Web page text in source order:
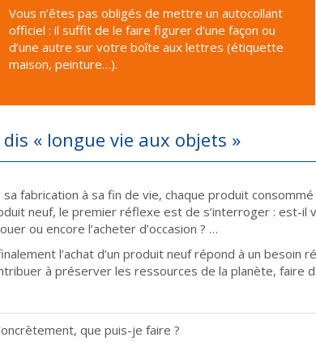
Vous n’êtes pas obligés de mettre un autocollant
officiel : il suffit de le faire figurer d’une façon ou
d’une autre sur votre boîte aux lettres (étiquette
maison, peinture…).
dis « longue vie aux objets »
sa fabrication à sa fin de vie, chaque produit
neuf, le premier réflexe est de s’interroger : est-il
ou encore l’acheter d’occasion ? …
l’achat d’un produit neuf répond à un
à préserver les ressources de la planète, faire
que puis-je faire ?